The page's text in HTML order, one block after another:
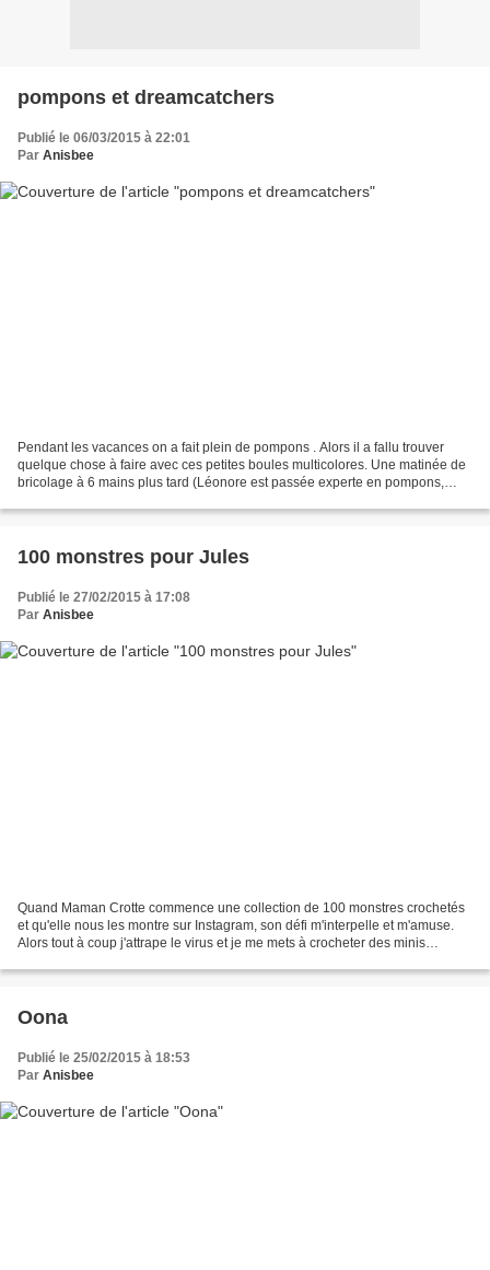
pompons et dreamcatchers
Publié le 06/03/2015 à 22:01
Par Anisbee
Pendant les vacances on a fait plein de pompons . Alors il a fallu trouver
quelque chose à faire avec ces petites boules multicolores. Une matinée de
bricolage à 6 mains plus tard (Léonore est passée experte en pompons,
100 monstres pour Jules
Publié le 27/02/2015 à 17:08
Par Anisbee
Quand Maman Crotte commence une collection de 100 monstres crochetés
et qu'elle nous les montre sur Instagram, son défi m'interpelle et m'amuse.
Alors tout à coup j'attrape le virus et je me mets à crocheter des minis
Oona
Publié le 25/02/2015 à 18:53
Par Anisbee